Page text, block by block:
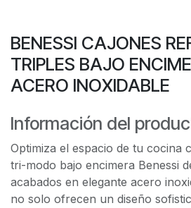
BENESSI CAJONES
TRIPLES BAJO
ACERO INOXIDABLE
Información del
Optimiza el espacio de tu cocina
tri-modo bajo encimera Benessi
acabados en elegante acero
no solo ofrecen un diseño